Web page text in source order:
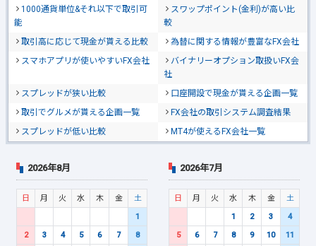
1000通貨単位&それ以下で取引可
能
スワップポイント(金利)が高い比
較
取引高に応じて現金が貰える比較
為替に関する情報が豊富なFX会社
スマホアプリが使いやすいFX会社
バイナリーオプション取扱いFX会
社
スプレッドが狭い比較
口座開設で現金が貰える企画一覧
取引でグルメが貰える企画一覧
FX会社の取引システム調査結果
スプレッドが低い比較
MT4が使えるFX会社一覧
2026年8月
日 月 火 水 木 金
土
1
2
3 4 5 6 7
8
2026年7月
日 月 火 水 木 金
土
1
2 3
4
5
6 7 8 9 10
11